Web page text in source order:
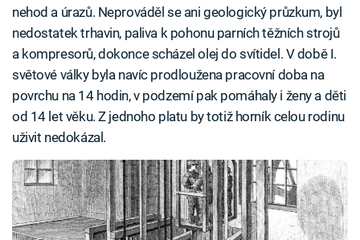
nehod a úrazů. Neprováděl se ani geologický průzkum, byl
nedostatek trhavin, paliva k pohonu parních těžních strojů
a kompresorů, dokonce scházel olej do svítidel. V době I.
světové války byla navíc prodloužena pracovní doba na
povrchu na 14 hodin, v podzemí pak pomáhaly i ženy a děti
od 14 let věku. Z jednoho platu by totiž horník celou rodinu
uživit nedokázal.